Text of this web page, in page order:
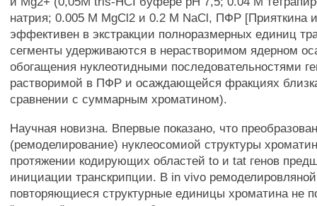
натрия; 0.005 М MgCl2 и 0.2 М NaCl, ПФР [Прияткина
эффективен в экстракции полноразмерных единиц
сегменты удерживаются в нерастворимом ядерном
обогащения нуклеотидными последовательностями
растворимой в ПФР и осаждающейся фракциях
сравнении с суммарным хроматином).
Научная новизна. Впервые показано, что
(ремоделирование) нуклеосомиой структуры
протяжении кодирующих областей to и tat генов
инициации транскрипции. В in vivo
повторяющиеся структурные единицы хроматина не